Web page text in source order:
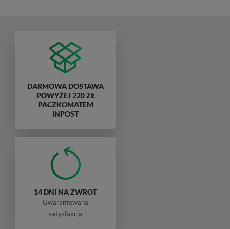
DARMOWA DOSTAWA
POWYŻEJ 220 ZŁ
PACZKOMATEM
INPOST
14 DNI NA ZWROT
Gwarantowana
satysfakcja